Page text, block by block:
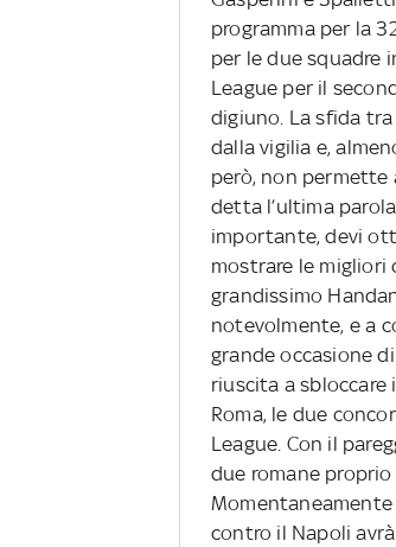
programma per la
per le due squadre
League per il
digiuno. La sfida
dalla vigilia e,
però, non permette
detta l’ultima
importante, devi
mostrare le migliori
grandissimo
notevolmente, e a
grande occasione
riuscita a sbloccare
Roma, le due
League. Con il
due romane
contro il Napoli